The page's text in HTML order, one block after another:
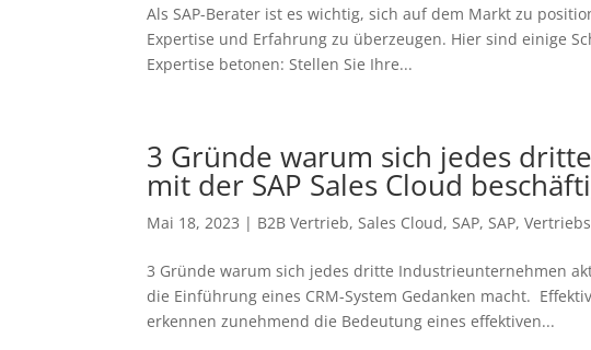
Als SAP-Berater ist es wichtig, sich auf dem Markt zu
Expertise und Erfahrung zu überzeugen. Hier sind einige
Expertise betonen: Stellen Sie Ihre...
3 Gründe warum sich jedes
mit der SAP Sales Cloud
Mai 18, 2023 | B2B Vertrieb,Sales Cloud,SAP,SAP,
3 Gründe warum sich jedes dritte Industrieunternehmen
die Einführung eines CRM-System Gedanken macht.
erkennen zunehmend die Bedeutung eines effektiven...